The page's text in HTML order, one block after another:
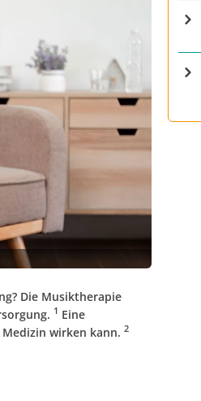
Die Musiktherapie
1 Eine
wirken kann. 2